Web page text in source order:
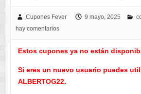
Cupones Fever 9 mayo, 2025
hay comentarios
Estos cupones ya no están
Si eres un nuevo usuario puedes
ALBERTOG22.